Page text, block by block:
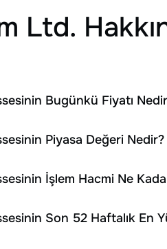
Ltd.
Bugünkü Fiyatı
Piyasa Değeri Nedir?
İşlem Hacmi Ne
Son 52 Haftalık En